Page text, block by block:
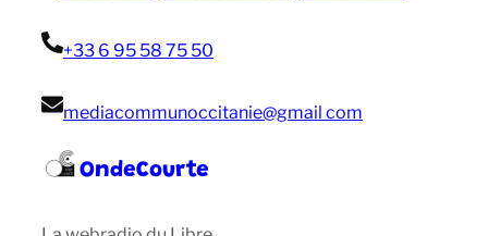
+33 6 95 58 75 50
mediacommunoccitanie@gmail com
OndeCourte